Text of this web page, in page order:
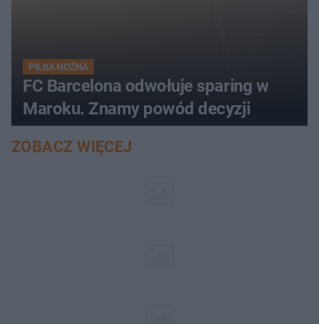
PIŁKA NOŻNA
FC Barcelona odwołuje sparing w
Maroku. Znamy powód decyzji
ZOBACZ WIĘCEJ